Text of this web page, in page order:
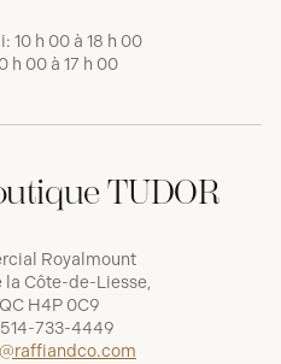
10 h 00 à 18 h 00
h 00 à 17 h 00
TUDOR
Royalmount
Côte-de-Liesse,
H4P 0C9
514-733-4449